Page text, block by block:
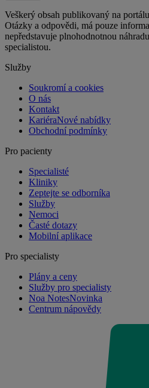
Veškerý obsah publikovaný na
Otázky a odpovědi, má pouze
nepředstavuje plnohodnotnou
specialistou.
Služby
Soukromí a cookies
O nás
Kontakt
KariéraNové nabídky
Obchodní podmínky
Pro pacienty
Specialisté
Kliniky
Zeptejte se odborníka
Služby
Nemoci
Časté dotazy
Mobilní aplikace
Pro specialisty
Plány a ceny
Služby pro specialisty
Noa NotesNovinka
Centrum nápovědy